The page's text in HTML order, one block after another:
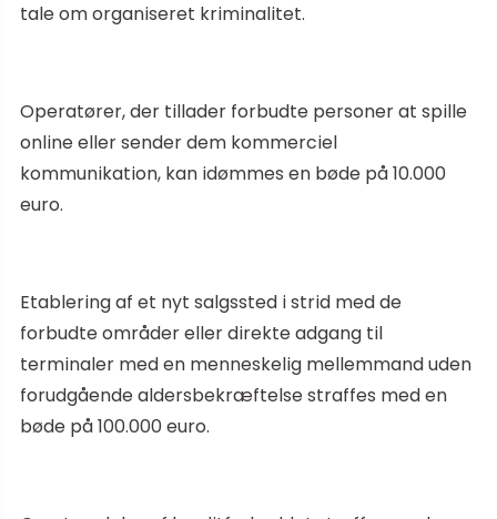
tale om organiseret kriminalitet.
Operatører, der tillader forbudte personer at spille
online eller sender dem kommerciel
kommunikation, kan idømmes en bøde på 10.000
euro.
Etablering af et nyt salgssted i strid med de
forbudte områder eller direkte adgang til
terminaler med en menneskelig mellemmand uden
forudgående aldersbekræftelse straffes med en
bøde på 100.000 euro.